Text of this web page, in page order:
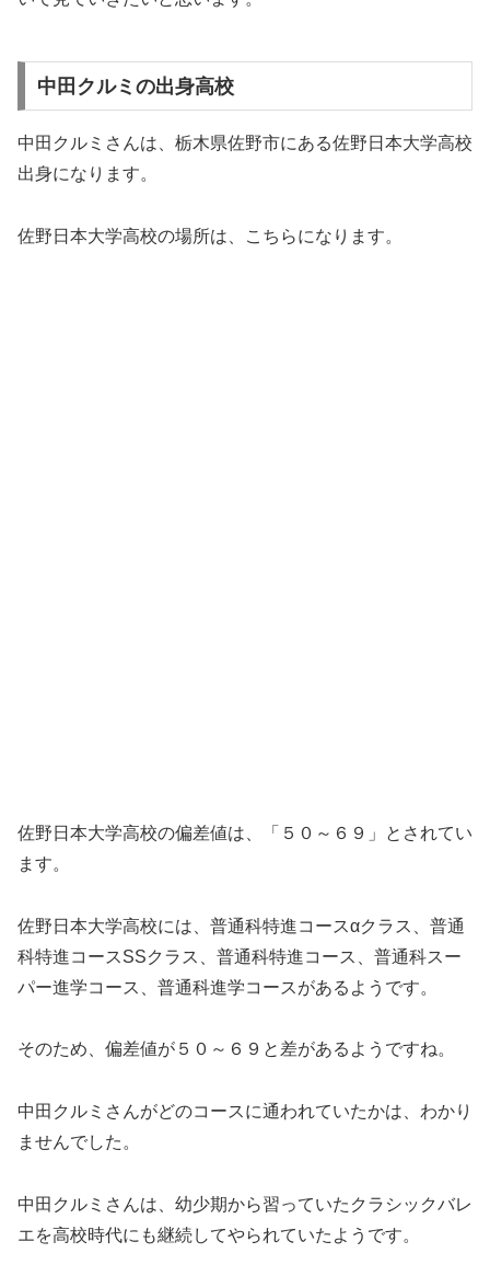
中田クルミの出身高校
中田クルミさんは、栃木県佐野市にある佐野日本大学高校
出身になります。
佐野日本大学高校の場所は、こちらになります。
佐野日本大学高校の偏差値は、「５０～６９」とされてい
ます。
佐野日本大学高校には、普通科特進コースαクラス、普通
科特進コースSSクラス、普通科特進コース、普通科スー
パー進学コース、普通科進学コースがあるようです。
そのため、偏差値が５０～６９と差があるようですね。
中田クルミさんがどのコースに通われていたかは、わかり
ませんでした。
中田クルミさんは、幼少期から習っていたクラシックバレ
エを高校時代にも継続してやられていたようです。